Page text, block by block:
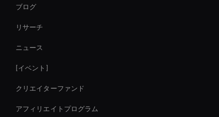
Enterprise Ai Avatar Solutions
AI ビデオチャットボットソリューション
Meeting Avatar
How To Create A Live Ai Avatar
Live Ai Presenter
ブログ
リサーチ
ニュース
[イベント]
クリエイターファンド
アフィリエイトプログラム